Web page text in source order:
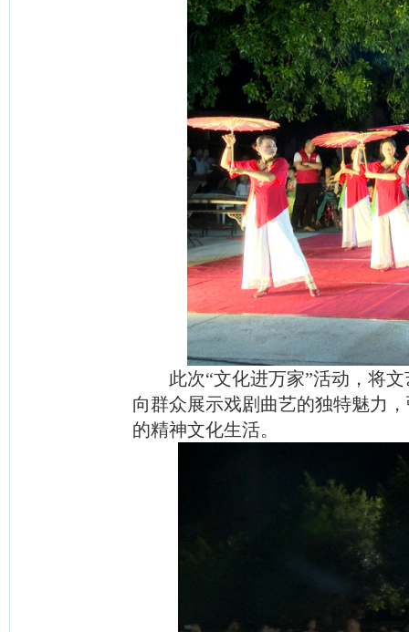
此次“文化进万家”活动，将
向群众展示戏剧曲艺的独特魅力
的精神文化生活。